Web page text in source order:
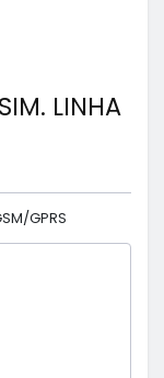
LINHA
GPRS